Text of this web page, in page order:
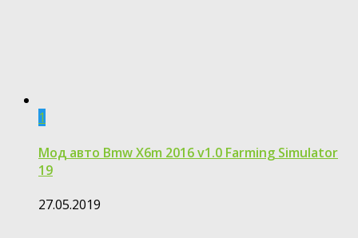
1
Мод авто Bmw X6m 2016 v1.0 Farming Simulator
19
27.05.2019